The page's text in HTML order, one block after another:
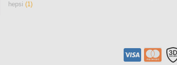
hepsi(1)